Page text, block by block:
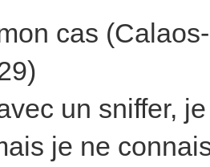
cas
un sniffer,
je ne